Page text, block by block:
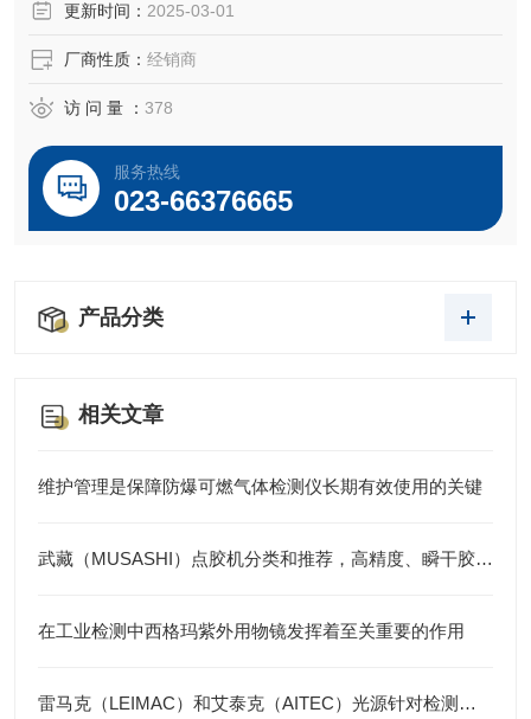
更新时间： 2025-03-01
厂商性质： 经销商
访 问 量 ： 378
服务热线
023-66376665
产品分类
相关文章
维护管理是保障防爆可燃气体检测仪长期有效使用的关键
武藏（MUSASHI）点胶机分类和推荐，高精度、瞬干胶、便携式、全自动及涂布
在工业检测中西格玛紫外用物镜发挥着至关重要的作用
雷马克（LEIMAC）和艾泰克（AITEC）光源针对检测物品